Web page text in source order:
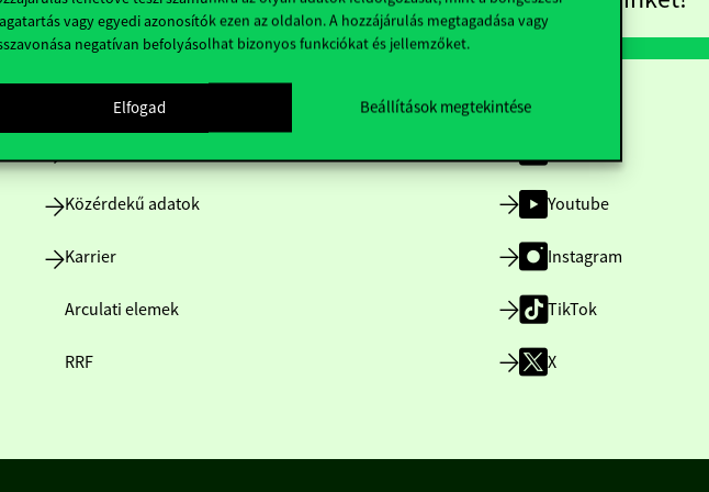
vagy egyedi azonosítók ezen az oldalon. A hozzájárulás megtagadása vagy
negatívan befolyásolhat bizonyos funkciókat és jellemzőket.
Elfogad Beállítások megtekintése
Nyitvatartás
Közérdekű adatok
Karrier
Arculati elemek
RRF
Youtube
Instagram
TikTok
X